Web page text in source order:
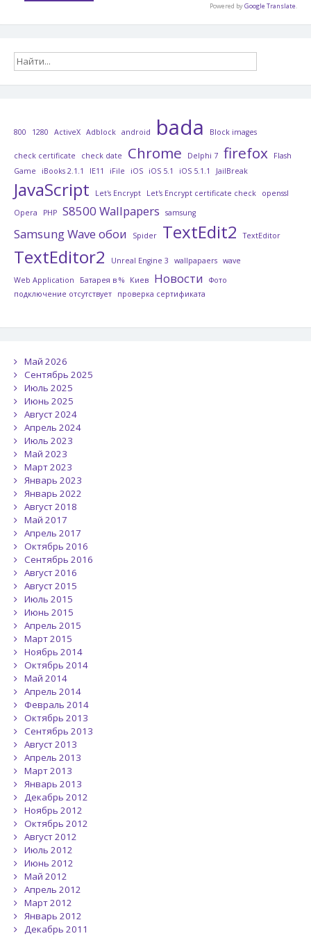
Powered byGoogle Translate.
800 1280 ActiveX Adblock android bada Block images
check certificate check date Chrome Delphi 7 firefox
Flash
Game
iBooks 2.1.1 IE11 iFile iOS iOS 5.1 iOS 5.1.1 JailBreak
JavaScript Let's Encrypt Let's Encrypt certificate check
openssl
Opera
PHP S8500 Wallpapers samsung
Samsung Wave обои Spider TextEdit2 TextEditor
TextEditor2 Unreal Engine 3 wallpapaers wave
Web Application
Батарея в % Киев Новости
Фото
подключение отсутствует
проверка сертификата
Май 2026
Сентябрь 2025
Июль 2025
Июнь 2025
Август 2024
Апрель 2024
Июль 2023
Май 2023
Март 2023
Январь 2023
Январь 2022
Август 2018
Май 2017
Апрель 2017
Октябрь 2016
Сентябрь 2016
Август 2016
Август 2015
Июль 2015
Июнь 2015
Апрель 2015
Март 2015
Ноябрь 2014
Октябрь 2014
Май 2014
Апрель 2014
Февраль 2014
Октябрь 2013
Сентябрь 2013
Август 2013
Апрель 2013
Март 2013
Январь 2013
Декабрь 2012
Ноябрь 2012
Октябрь 2012
Август 2012
Июль 2012
Июнь 2012
Май 2012
Апрель 2012
Март 2012
Январь 2012
Декабрь 2011